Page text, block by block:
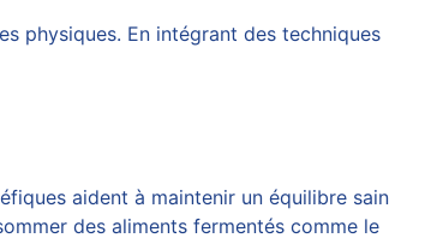
physiques. En intégrant des techniques
aident à maintenir un équilibre sain
des aliments fermentés comme le